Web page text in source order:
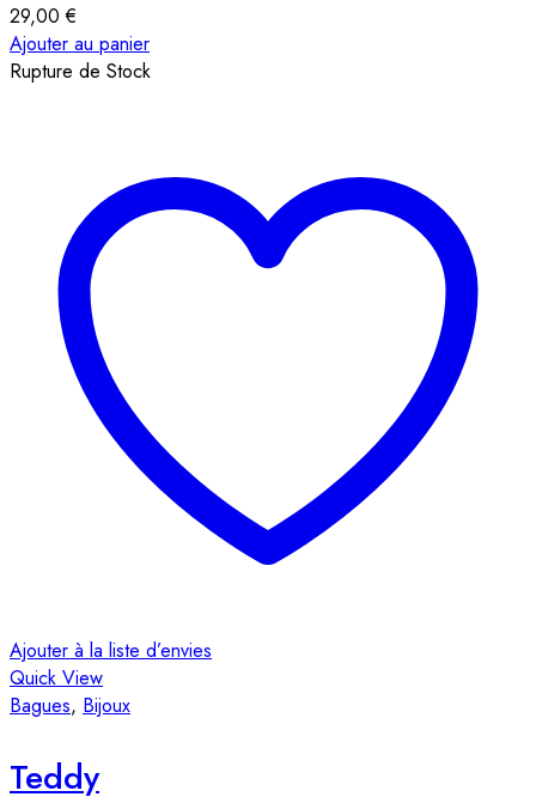
29,00€
Ajouter au panier
Rupture de Stock
Ajouter à la liste d’envies
Quick View
Bagues, Bijoux
Teddy